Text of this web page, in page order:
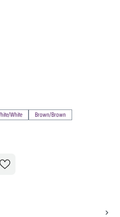
White Brown/Brown
Wert ein oder benutze die Schaltflächen um die